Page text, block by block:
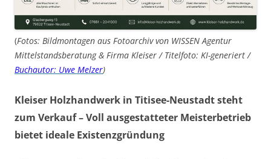
(Fotos: Bildmontagen aus Fotoarchiv von WISSEN Agentur
Mittelstandsberatung & Firma Kleiser / Titelfoto: KI-generiert /
Buchautor: Uwe Melzer)
Kleiser Holzhandwerk in Titisee-Neustadt steht
zum Verkauf – Voll ausgestatteter Meisterbetrieb
bietet ideale Existenzgründung